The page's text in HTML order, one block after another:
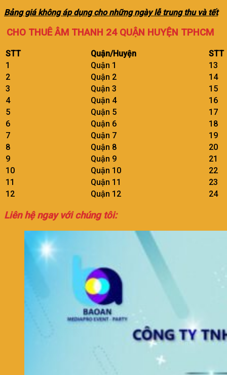
Bảng giá không áp dụng cho những ngày lễ trung thu và tết
CHO THUÊ ÂM THANH 24 QUẬN HUYỆN TPHCM
STT Quận/Huyện
STT
1
Quận 1
13
2
Quận 2
14
3
Quận 3
15
4
Quận 4
16
5
Quận 5
17
6
Quận 6
18
7
Quận 7
19
8
Quận 8
20
9
Quận 9
21
10
Quận 10
22
11
Quận 11
23
12
Quận 12 24
Liên hệ ngay với chúng tôi: